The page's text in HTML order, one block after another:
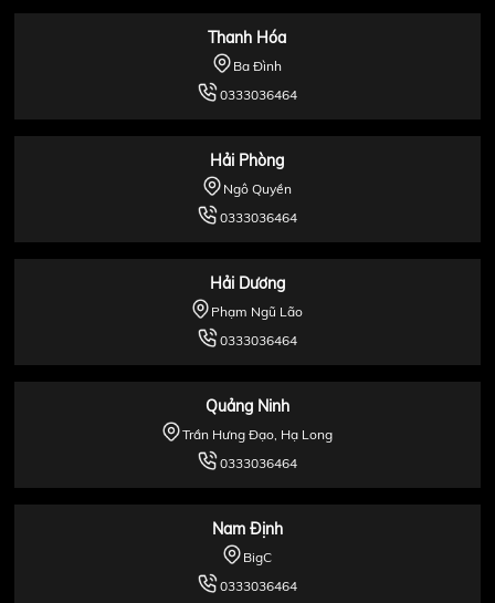
Thanh Hóa
Ba Đình
0333036464
Hải Phòng
Ngô Quyền
0333036464
Hải Dương
Phạm Ngũ Lão
0333036464
Quảng Ninh
Trần Hưng Đạo, Hạ Long
0333036464
Nam Định
BigC
0333036464